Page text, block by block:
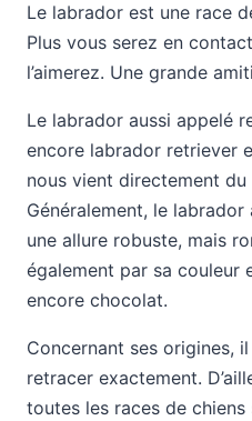
Le labrador est une race
Plus vous serez en
l’aimerez. Une grande
Le labrador aussi appelé
encore labrador retriever
nous vient directement du
Généralement, le
une allure robuste, mais
également par sa couleur
encore chocolat.
Concernant ses origines,
retracer exactement.
toutes les races de